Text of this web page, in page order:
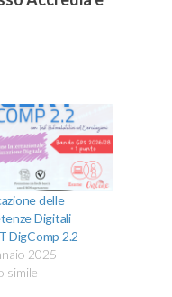
delle
Digitali
DigComp 2.2
2025
simile